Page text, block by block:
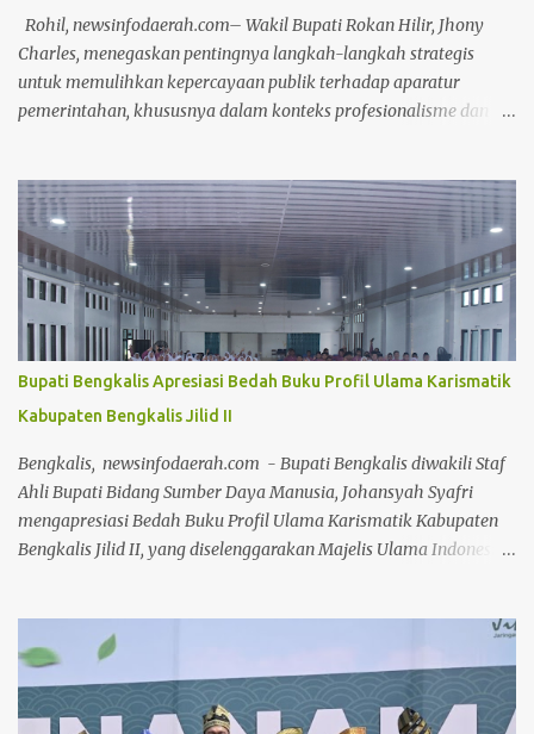
Dengan adanya saran masukan dari DPRD, kata Masykur,
diharapkan tata kelola pemerintahan yang baik dan
pemerintahan yang baik bisa terwuj...
Rohil, newsinfodaerah.com– Wakil Bupati Rokan Hilir, Jhony
Charles, menegaskan pentingnya langkah-langkah strategis
untuk memulihkan kepercayaan publik terhadap aparatur
pemerintahan, khususnya dalam konteks profesionalisme dan
Wabup menyoroti bahwa kepercayaan masyarakat dapat terkikis
apabila ASN terus bertahan dalam zona nyaman yang diwariskan
oleh sistem birokrasi feodal. Menurutnya, stagnasi kinerja yang
disebabkan oleh pola pikir birokratis harus segera ditinggalkan.
"Sudah terlalu lama ASN terjebak dalam kenyamanan semu yang
dibentuk oleh budaya birokrasi lama. Ini harus direformasi secara
menyeluruh agar produktivitas aparatur negara dapat
ditingkatkan,"ujar Jhony Charles di hadapan seluruh peserta apel.
Lebih lanjut, Wabup Jhony menyampaikan keprihatinannya
terhadap dinamika media sosial yang dalam beberapa hari
terakhir dipenuhi oleh komenta...
Bupati Bengkalis Apresiasi Bedah Buku Profil Ulama Karismatik
Kabupaten Bengkalis Jilid II
Bengkalis, newsinfodaerah.com - Bupati Bengkalis diwakili Staf
Ahli Bupati Bidang Sumber Daya Manusia, Johansyah Syafri
mengapresiasi Bedah Buku Profil Ulama Karismatik Kabupaten
Bengkalis Jilid II, yang diselenggarakan Majelis Ulama Indonesia
during dengan menghadirkan berbagai tokoh selaku narasumber,
Jumat 24 Juli 2026, di aula gedung Diklat Jalan Kelapapati Darat
Bengkalis. Dalam sambutannya, Johan mengatakan, kegiatan
bedah buku ini memiliki makna yang sangat penting karena